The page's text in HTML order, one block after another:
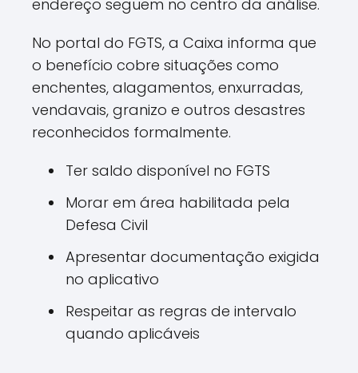
endereço seguem no centro da análise.
No portal do FGTS, a Caixa informa que
o benefício cobre situações como
enchentes, alagamentos, enxurradas,
vendavais, granizo e outros desastres
reconhecidos formalmente.
Ter saldo disponível no FGTS
Morar em área habilitada pela
Defesa Civil
Apresentar documentação exigida
no aplicativo
Respeitar as regras de intervalo
quando aplicáveis